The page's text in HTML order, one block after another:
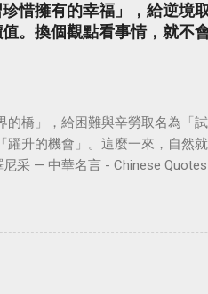
惜擁有的幸福」，給逆境
。換個觀點看事情，就不
橋」，給困難與辛勞取名為「
升的機會」。這麼一來，自然
采 — 中華名言 - Chinese